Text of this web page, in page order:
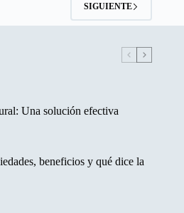
SIGUIENTE
Una solución efectiva
beneficios y qué dice la